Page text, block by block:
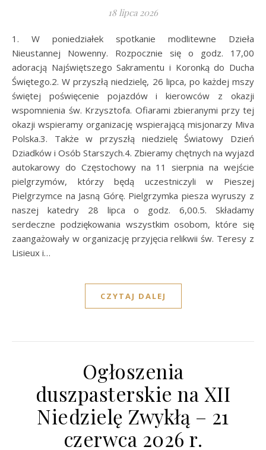
18 lipca 2026
1. W poniedziałek spotkanie modlitewne Dzieła
Nieustannej Nowenny. Rozpocznie się o godz. 17,00
adoracją Najświętszego Sakramentu i Koronką do Ducha
Świętego.2. W przyszłą niedzielę, 26 lipca, po każdej mszy
świętej poświęcenie pojazdów i kierowców z okazji
wspomnienia św. Krzysztofa. Ofiarami zbieranymi przy tej
okazji wspieramy organizację wspierającą misjonarzy Miva
Polska.3. Także w przyszłą niedzielę Światowy Dzień
Dziadków i Osób Starszych.4. Zbieramy chętnych na wyjazd
autokarowy do Częstochowy na 11 sierpnia na wejście
pielgrzymów, którzy będą uczestniczyli w Pieszej
Pielgrzymce na Jasną Górę. Pielgrzymka piesza wyruszy z
naszej katedry 28 lipca o godz. 6,00.5. Składamy
serdeczne podziękowania wszystkim osobom, które się
zaangażowały w organizację przyjęcia relikwii św. Teresy z
Lisieux i…
CZYTAJ DALEJ
Ogłoszenia
duszpasterskie na XII
Niedzielę Zwykłą – 21
czerwca 2026 r.